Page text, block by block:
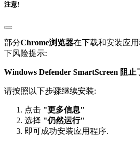
注意!
部分Chrome浏览器在下载和安装应
下风险提示:
Windows Defender SmartScreen 阻
请按照以下步骤继续安装:
点击 "更多信息"
选择 "仍然运行"
即可成功安装应用程序.